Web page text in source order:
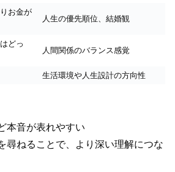
お金が
人生の優先順位、結婚観
どっ
人間関係のバランス感覚
生活環境や人生設計の方向性
本音が表れやすい
尋ねることで、より深い理解につな